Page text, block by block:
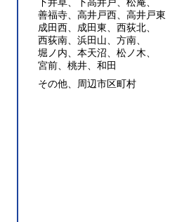
下井草、下高井戸、松庵、
善福寺、高井戸西、高井戸東
成田西、成田東、西荻北、
西荻南、浜田山、方南、
堀ノ内、本天沼、松ノ木、
宮前、桃井、和田
その他、周辺市区町村